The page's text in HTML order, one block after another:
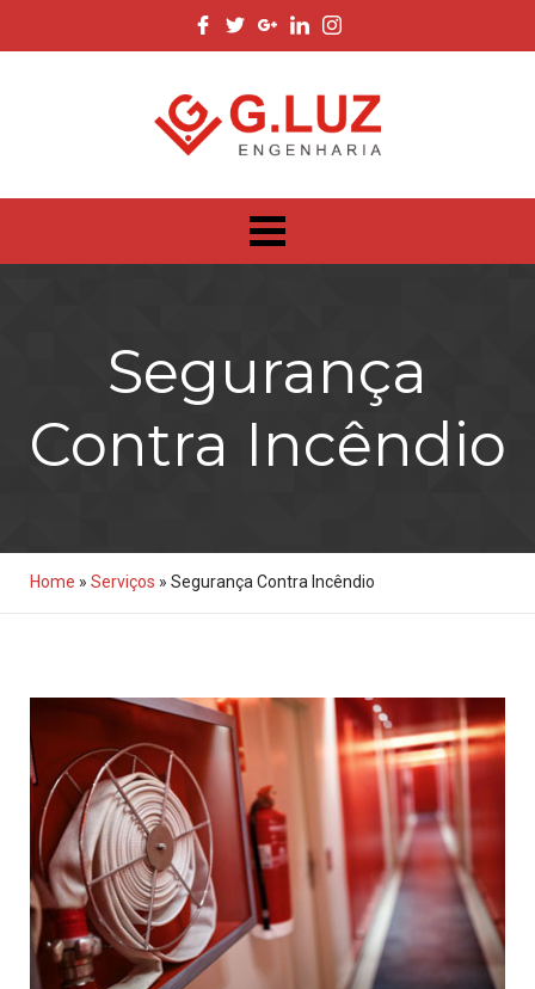
Segurança
Contra Incêndio
Home » Serviços » Segurança Contra Incêndio